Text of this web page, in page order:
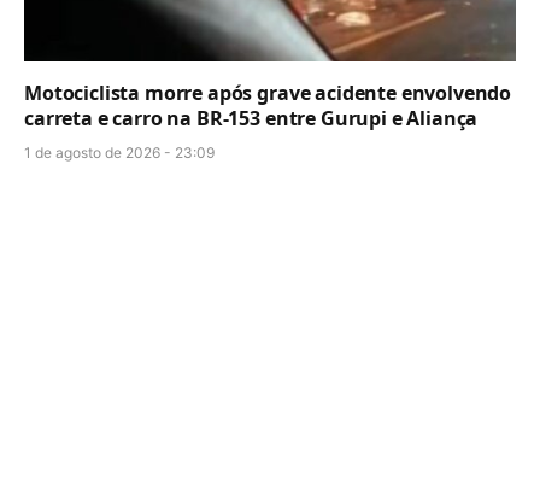
Motociclista morre após grave acidente envolvendo
carreta e carro na BR-153 entre Gurupi e Aliança
1 de agosto de 2026 - 23:09